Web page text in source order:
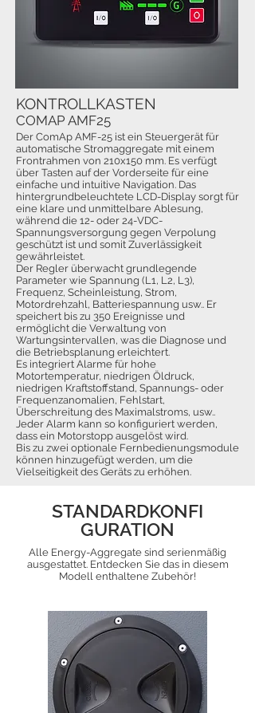
Der ComAp AMF-25 ist ein Steuergerät für
automatische Stromaggregate mit einem
Frontrahmen von 210x150 mm. Es verfügt
über Tasten auf der Vorderseite für eine
einfache und intuitive Navigation. Das
hintergrundbeleuchtete LCD-Display sorgt für
eine klare und unmittelbare Ablesung,
während die 12- oder 24-VDC-
Spannungsversorgung gegen Verpolung
geschützt ist und somit Zuverlässigkeit
gewährleistet.
Der Regler überwacht grundlegende
Parameter wie Spannung (L1, L2, L3),
Frequenz, Scheinleistung, Strom,
Motordrehzahl, Batteriespannung usw.. Er
speichert bis zu 350 Ereignisse und
ermöglicht die Verwaltung von
Wartungsintervallen, was die Diagnose und
die Betriebsplanung erleichtert.
Es integriert Alarme für hohe
Motortemperatur, niedrigen Öldruck,
niedrigen Kraftstoffstand, Spannungs- oder
Frequenzanomalien, Fehlstart,
Überschreitung des Maximalstroms, usw..
Jeder Alarm kann so konfiguriert werden,
dass ein Motorstopp ausgelöst wird.
Bis zu zwei optionale Fernbedienungsmodule
können hinzugefügt werden, um die
Vielseitigkeit des Geräts zu erhöhen.
KONTROLLKASTEN
COMAP AMF25
STANDARDKONFI
GURATION
Alle Energy-Aggregate sind serienmäßig
ausgestattet. Entdecken Sie das in diesem
Modell enthaltene Zubehör!